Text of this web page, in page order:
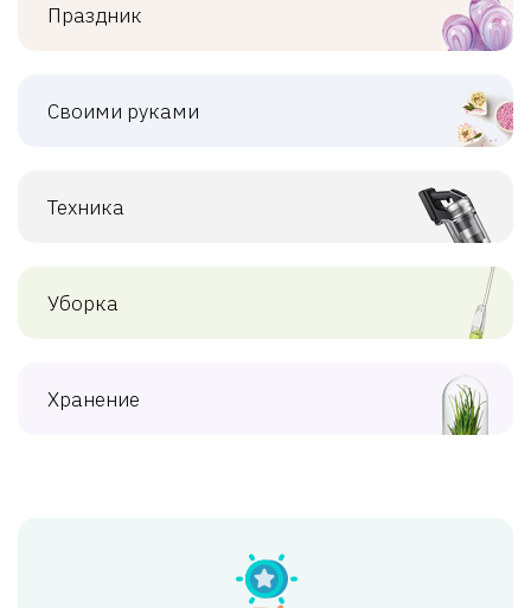
Праздник
Своими руками
Техника
Уборка
Хранение